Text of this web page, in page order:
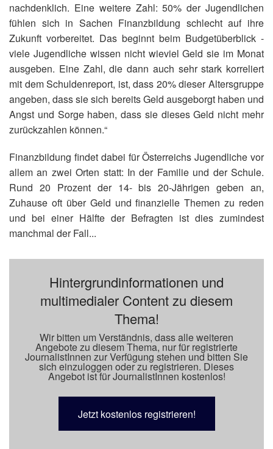
nachdenklich. Eine weitere Zahl: 50% der Jugendlichen
fühlen sich in Sachen Finanzbildung schlecht auf ihre
Zukunft vorbereitet. Das beginnt beim Budgetüberblick -
viele Jugendliche wissen nicht wieviel Geld sie im Monat
ausgeben. Eine Zahl, die dann auch sehr stark korreliert
mit dem Schuldenreport, ist, dass 20% dieser Altersgruppe
angeben, dass sie sich bereits Geld ausgeborgt haben und
Angst und Sorge haben, dass sie dieses Geld nicht mehr
zurückzahlen können.“
Finanzbildung findet dabei für Österreichs Jugendliche vor
allem an zwei Orten statt: In der Familie und der Schule.
Rund 20 Prozent der 14- bis 20-Jährigen geben an,
Zuhause oft über Geld und finanzielle Themen zu reden
und bei einer Hälfte der Befragten ist dies zumindest
manchmal der Fall...
Hintergrundinformationen und
multimedialer Content zu diesem
Thema!
Wir bitten um Verständnis, dass alle weiteren
Angebote zu diesem Thema, nur für registrierte
JournalistInnen zur Verfügung stehen und bitten Sie
sich einzuloggen oder zu registrieren. Dieses
Angebot ist für JournalistInnen kostenlos!
Jetzt kostenlos registrieren!